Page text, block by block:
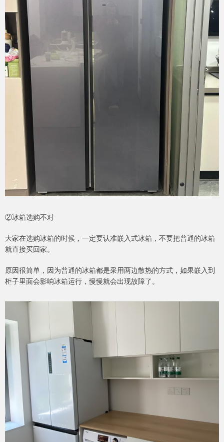
②冰箱选购不对
大家在选购冰箱的时候，一定要认准嵌入式冰箱，不要把普通的冰箱
就直接买回家。
原因很简单，因为普通的冰箱都是采用两边散热的方式，如果嵌入到
柜子里面会影响冰箱运行，慢慢就会出现故障了。